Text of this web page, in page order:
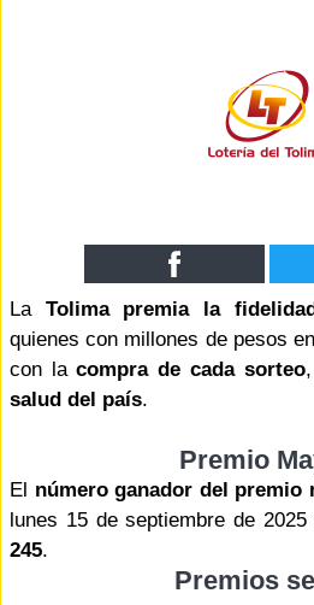
La Tolima premia la
quienes con millones de pesos
con lacompra de cada sorteo
salud del país.
Premio
El número ganador del premio
lunes 15 de septiembre de
245.
Premios